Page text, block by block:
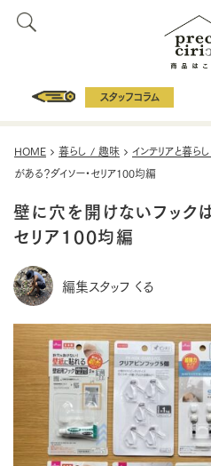
スタッフコラム
HOME 暮らし / 趣味 インテリアと暮ら
がある？ダイソー・セリア100均編
壁に穴を開けないフック
セリア100均編
編集スタッフ くる